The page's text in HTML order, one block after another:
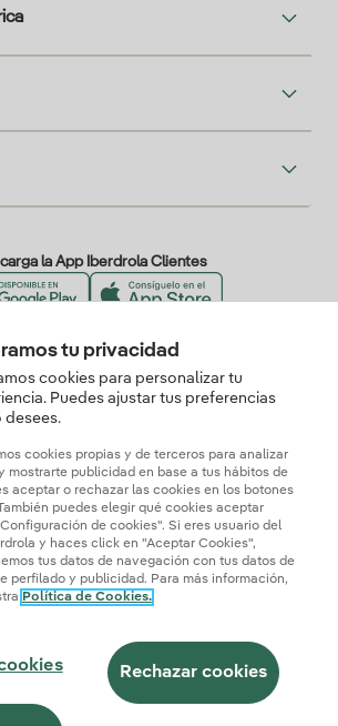
la App Iberdrola Clientes
certificados de confianza
Información legal y Política de cookies
de la informaciónAccesibilidad
Transparencia IAIberdrola.com
tu privacidad
cookies para personalizar tu
Puedes ajustar tus preferencias
desees.
cookies propias y de terceros para analizar
mostrarte publicidad en base a tus hábitos de
aceptar o rechazar las cookies en los botones
puedes elegir qué cookies aceptar
de cookies". Si eres usuario del
y haces click en "Aceptar Cookies",
tus datos de navegación con tus datos de
perfilado y publicidad. Para más información,
Política de Cookies.
Rechazar cookies